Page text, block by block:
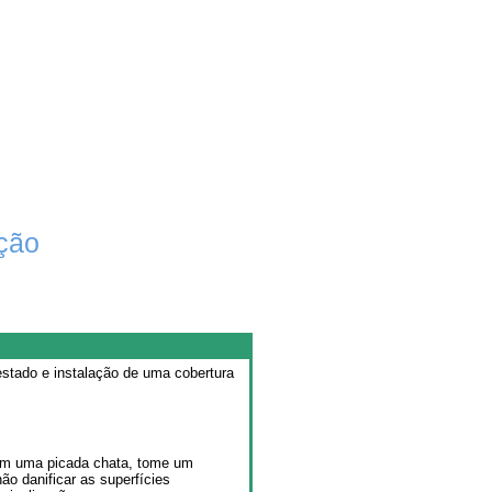
e instalação de uma cobertura
uma picada chata, tome um
danificar as superfícies